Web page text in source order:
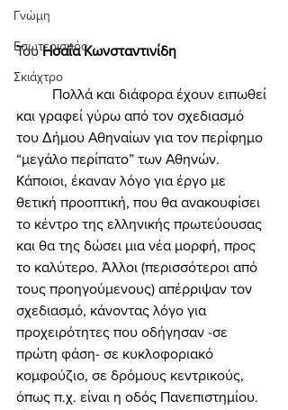
Γνώμη
Εσωτερισμός
Σκιάχτρο
Του Ησαΐα Κωνσταντινίδη
και γραφεί γύρω από τον σχεδιασμό
του Δήμου Αθηναίων για τον περίφημο
“μεγάλο περίπατο” των Αθηνών.
Κάποιοι, έκαναν λόγο για έργο με
θετική προοπτική, που θα ανακουφίσει
το κέντρο της ελληνικής πρωτεύουσας
και θα της δώσει μια νέα μορφή, προς
το καλύτερο. Άλλοι (περισσότεροι από
τους προηγούμενους) απέρριψαν τον
σχεδιασμό, κάνοντας λόγο για
προχειρότητες που οδήγησαν -σε
πρώτη φάση- σε κυκλοφοριακό
κομφούζιο, σε δρόμους κεντρικούς,
όπως π.χ. είναι η οδός Πανεπιστημίου.